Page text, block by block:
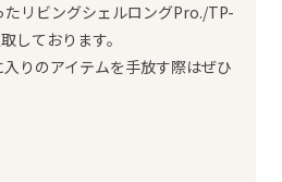
リビングシェルロングPro./TP-
しております。
りのアイテムを手放す際はぜひ